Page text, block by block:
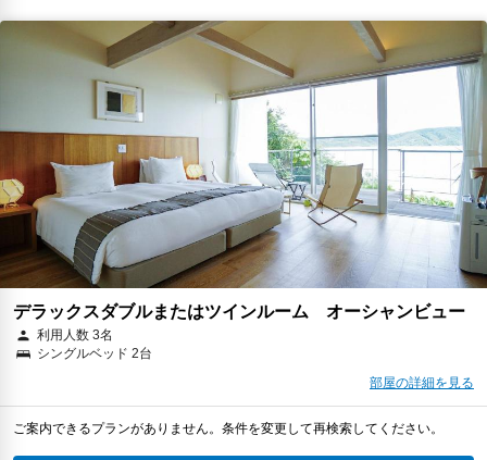
デラックスダブルまたはツインルーム オーシャンビュー
利用人数 3名
シングルベッド 2台
部屋の詳細を見る
ご案内できるプランがありません。条件を変更して再検索してください。